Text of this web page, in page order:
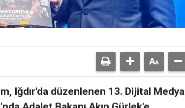
Iğdır'da düzenlenen 13. Dijital Medya